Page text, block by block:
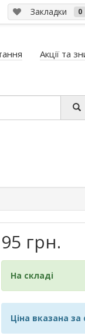
Закладки 0
Акції та
95 грн.
На складі
Ціна вказана